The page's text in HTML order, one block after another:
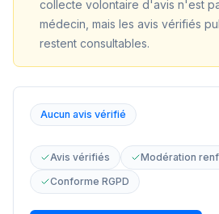
collecte volontaire d'avis n'est
médecin, mais les avis vérifiés
restent consultables.
Aucun avis vérifié
Avis vérifiés
Modération
Conforme RGPD